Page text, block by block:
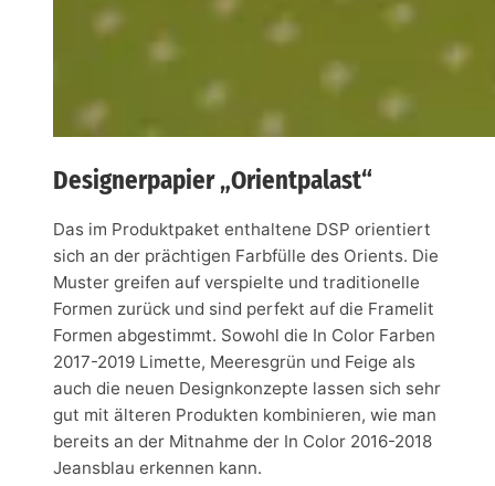
Designerpapier „Orientpalast“
Das im Produktpaket enthaltene DSP orientiert
sich an der prächtigen Farbfülle des Orients. Die
Muster greifen auf verspielte und traditionelle
Formen zurück und sind perfekt auf die Framelit
Formen abgestimmt. Sowohl die In Color Farben
2017-2019 Limette, Meeresgrün und Feige als
auch die neuen Designkonzepte lassen sich sehr
gut mit älteren Produkten kombinieren, wie man
bereits an der Mitnahme der In Color 2016-2018
Jeansblau erkennen kann.